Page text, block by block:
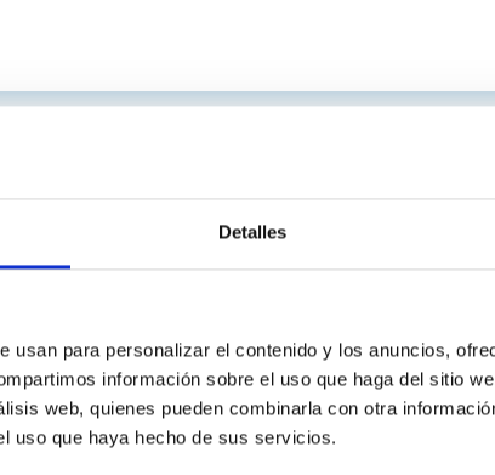
Detalles
usan para personalizar el contenido y los anuncios,
información sobre el uso que haga del sitio
web, quienes pueden combinarla con otra
uso que haya hecho de sus servicios.PORTAL DEL IAC